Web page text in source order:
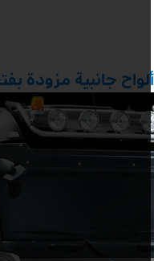
جانبية مزودة